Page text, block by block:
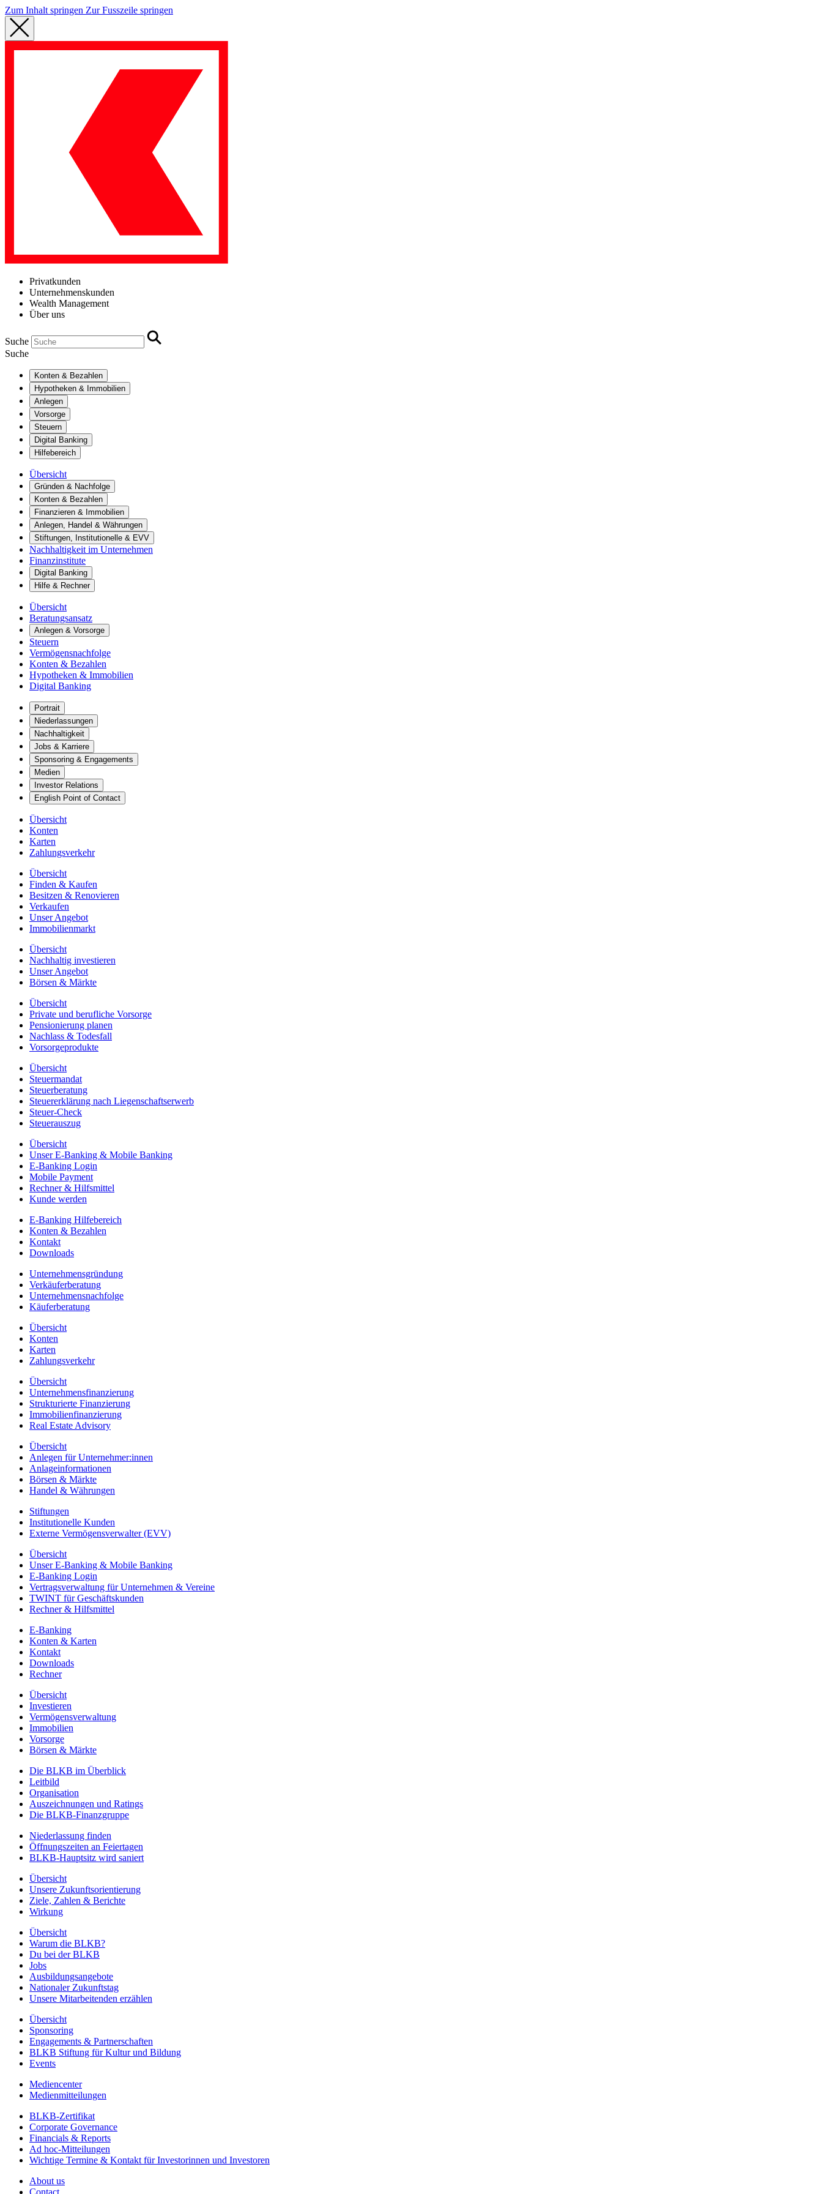
Zum Inhalt springen Zur Fusszeile springen
Privatkunden
Unternehmenskunden
Wealth Management
Über uns
Suche
Suche
Konten & Bezahlen
Hypotheken & Immobilien
Anlegen
Vorsorge
Steuern
Digital Banking
Hilfebereich
Übersicht
Gründen & Nachfolge
Konten & Bezahlen
Finanzieren & Immobilien
Anlegen, Handel & Währungen
Stiftungen, Institutionelle & EVV
Nachhaltigkeit im Unternehmen
Finanzinstitute
Digital Banking
Hilfe & Rechner
Übersicht
Beratungsansatz
Anlegen & Vorsorge
Steuern
Vermögensnachfolge
Konten & Bezahlen
Hypotheken & Immobilien
Digital Banking
Portrait
Niederlassungen
Nachhaltigkeit
Jobs & Karriere
Sponsoring & Engagements
Medien
Investor Relations
English Point of Contact
Übersicht
Konten
Karten
Zahlungsverkehr
Übersicht
Finden & Kaufen
Besitzen & Renovieren
Verkaufen
Unser Angebot
Immobilienmarkt
Übersicht
Nachhaltig investieren
Unser Angebot
Börsen & Märkte
Übersicht
Private und berufliche Vorsorge
Pensionierung planen
Nachlass & Todesfall
Vorsorgeprodukte
Übersicht
Steuermandat
Steuerberatung
Steuererklärung nach Liegenschaftserwerb
Steuer-Check
Steuerauszug
Übersicht
Unser E-Banking & Mobile Banking
E-Banking Login
Mobile Payment
Rechner & Hilfsmittel
Kunde werden
E-Banking Hilfebereich
Konten & Bezahlen
Kontakt
Downloads
Unternehmensgründung
Verkäuferberatung
Unternehmensnachfolge
Käuferberatung
Übersicht
Konten
Karten
Zahlungsverkehr
Übersicht
Unternehmensfinanzierung
Strukturierte Finanzierung
Immobilienfinanzierung
Real Estate Advisory
Übersicht
Anlegen für Unternehmer:innen
Anlageinformationen
Börsen & Märkte
Handel & Währungen
Stiftungen
Institutionelle Kunden
Externe Vermögensverwalter (EVV)
Übersicht
Unser E-Banking & Mobile Banking
E-Banking Login
Vertragsverwaltung für Unternehmen & Vereine
TWINT für Geschäftskunden
Rechner & Hilfsmittel
E-Banking
Konten & Karten
Kontakt
Downloads
Rechner
Übersicht
Investieren
Vermögensverwaltung
Immobilien
Vorsorge
Börsen & Märkte
Die BLKB im Überblick
Leitbild
Organisation
Auszeichnungen und Ratings
Die BLKB-Finanzgruppe
Niederlassung finden
Öffnungszeiten an Feiertagen
BLKB-Hauptsitz wird saniert
Übersicht
Unsere Zukunftsorientierung
Ziele, Zahlen & Berichte
Wirkung
Übersicht
Warum die BLKB?
Du bei der BLKB
Jobs
Ausbildungsangebote
Nationaler Zukunftstag
Unsere Mitarbeitenden erzählen
Übersicht
Sponsoring
Engagements & Partnerschaften
BLKB Stiftung für Kultur und Bildung
Events
Mediencenter
Medienmitteilungen
BLKB-Zertifikat
Corporate Governance
Financials & Reports
Ad hoc-Mitteilungen
Wichtige Termine & Kontakt für Investorinnen und Investoren
About us